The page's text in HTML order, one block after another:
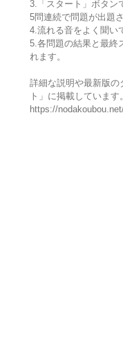
3.「スタート」ボタン
5問連続で問題が出題さ
4.流れる音をよく聞い
5.各問題の結果と最終
れます。
詳細な説明や最新版の
ト」に掲載しています。
https://